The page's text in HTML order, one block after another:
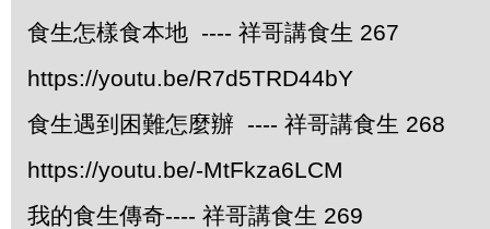
食生怎樣食本地 ---- 祥哥講食生 267
https://youtu.be/R7d5TRD44bY
食生遇到困難怎麼辦 ---- 祥哥講食生 268
https://youtu.be/-MtFkza6LCM
我的食生傳奇---- 祥哥講食生 269